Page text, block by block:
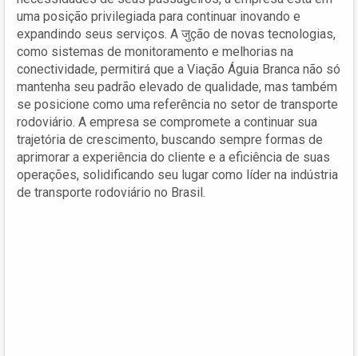
uma posição privilegiada para continuar inovando e
expandindo seus serviços. A जुção de novas tecnologias,
como sistemas de monitoramento e melhorias na
conectividade, permitirá que a Viação Águia Branca não só
mantenha seu padrão elevado de qualidade, mas também
se posicione como uma referência no setor de transporte
rodoviário. A empresa se compromete a continuar sua
trajetória de crescimento, buscando sempre formas de
aprimorar a experiência do cliente e a eficiência de suas
operações, solidificando seu lugar como líder na indústria
de transporte rodoviário no Brasil.